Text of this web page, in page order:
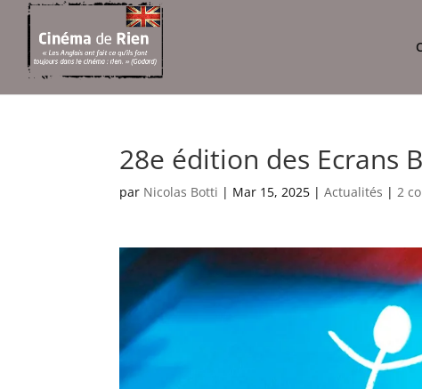
28e édition des Ecrans
par Nicolas Botti | Mar 15, 2025 |Actualités |2